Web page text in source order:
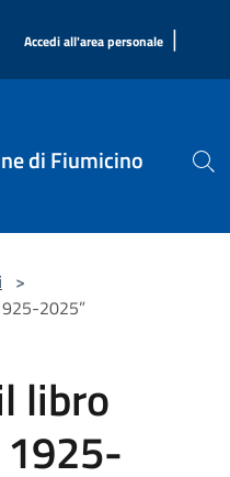
Accedi all'area personale |
di Fiumicino
>
2025”
libro
1925-